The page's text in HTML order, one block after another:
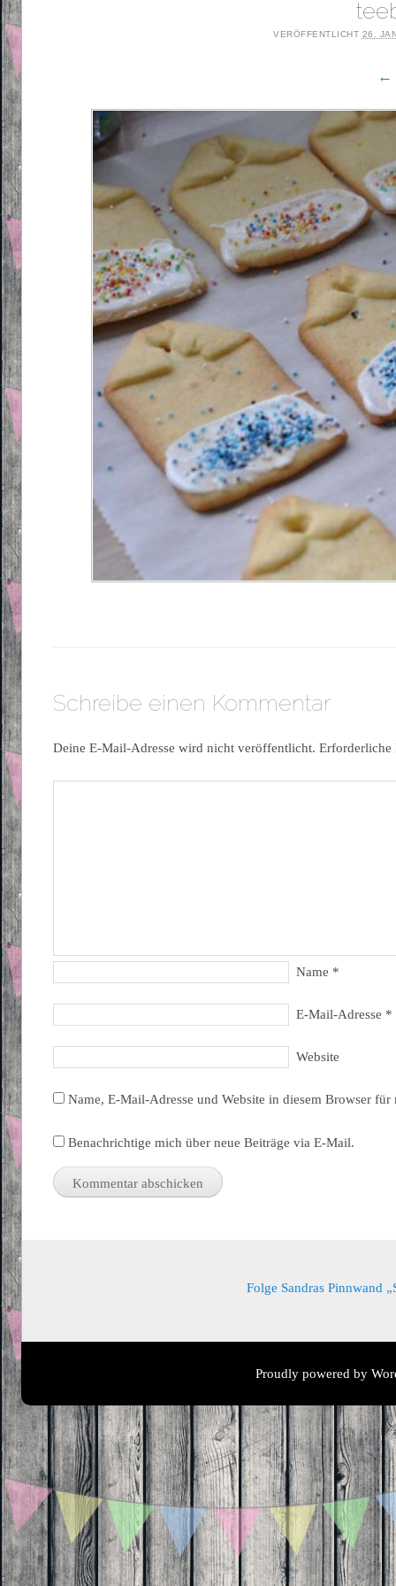
VERÖFFENTLICHT 26.
←
Schreibe einen Kommentar
Deine E-Mail-Adresse wird nicht veröffentlicht.
Name *
E-Mail-Adresse *
Website
Name, E-Mail-Adresse und Website in diesem Browser
Benachrichtige mich über neue Beiträge via E-Mail.
Folge Sandras Pinnwand
Proudly powered by